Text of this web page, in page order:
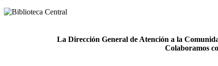
La Dirección General de Atención a la
Colaboramos